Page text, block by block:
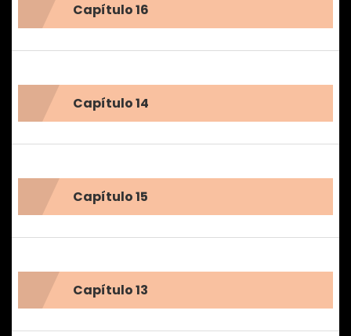
Capítulo 16
Capítulo 14
Capítulo 15
Capítulo 13